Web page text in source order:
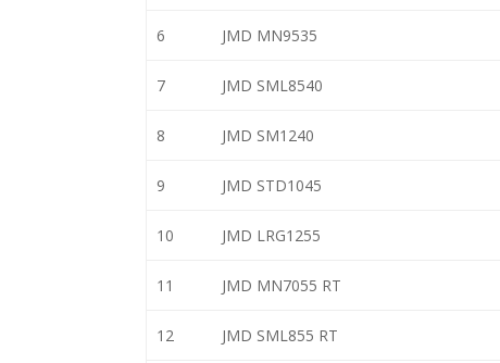
6 JMD MN9535
7 JMD SML8540
8 JMD SM1240
9 JMD STD1045
10 JMD LRG1255
11 JMD MN7055 RT
12 JMD SML855 RT